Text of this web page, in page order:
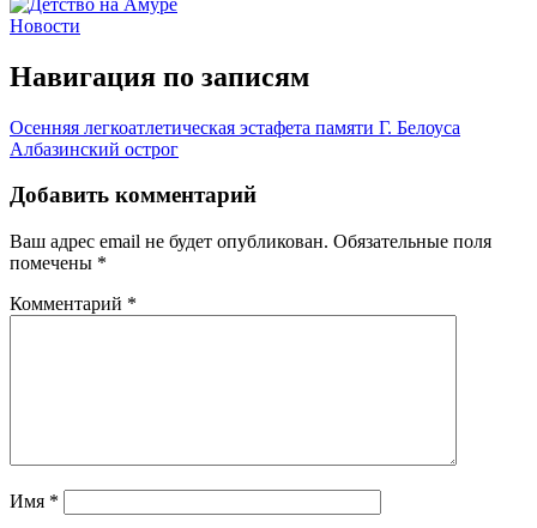
Новости
Навигация по записям
Осенняя легкоатлетическая эстафета памяти Г. Белоуса
Албазинский острог
Добавить комментарий
Ваш адрес email не будет опубликован. Обязательные поля
помечены *
Комментарий *
Имя *